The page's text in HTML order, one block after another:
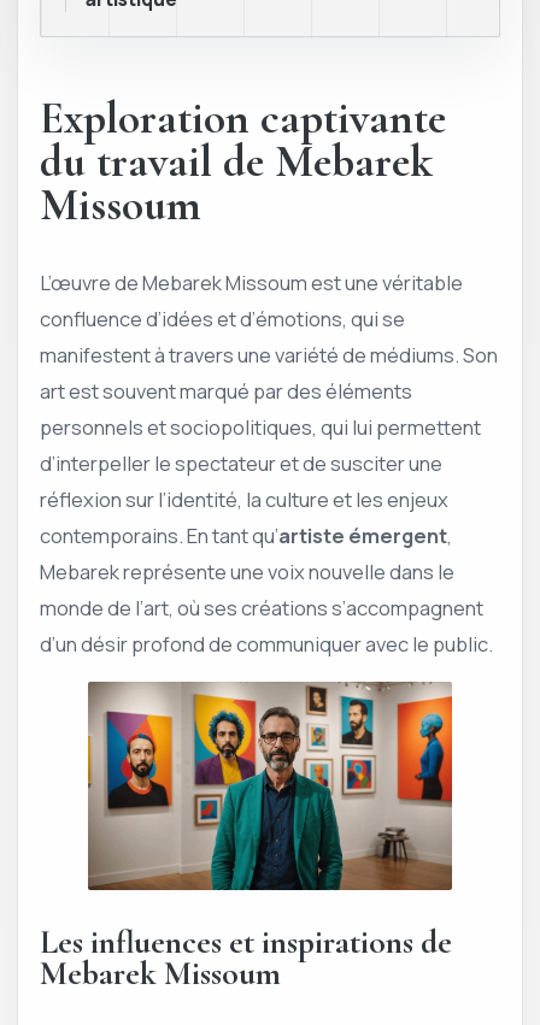
Exploration captivante
du travail de Mebarek
Missoum
L’œuvre de Mebarek Missoum est une véritable
confluence d’idées et d’émotions, qui se
manifestent à travers une variété de médiums. Son
art est souvent marqué par des éléments
personnels et sociopolitiques, qui lui permettent
d’interpeller le spectateur et de susciter une
réflexion sur l’identité, la culture et les enjeux
contemporains. En tant qu’artiste émergent,
Mebarek représente une voix nouvelle dans le
monde de l’art, où ses créations s’accompagnent
d’un désir profond de communiquer avec le public.
Les influences et inspirations de
Mebarek Missoum